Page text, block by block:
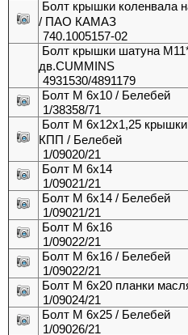
Болт крышки коленвала
/ ПАО КАМАЗ
740.1005157-02
Болт крышки шатуна
дв.CUMMINS
4931530/4891179
Болт М 6х10 / Белебей
1/38358/71
Болт М 6х12х1,25 крышки
КПП / Белебей
1/09020/21
Болт М 6х14
1/09021/21
Болт М 6х14 / Белебей
1/09021/21
Болт М 6х16
1/09022/21
Болт М 6х16 / Белебей
1/09022/21
Болт М 6х20 планки
1/09024/21
Болт М 6х25 / Белебей
1/09026/21